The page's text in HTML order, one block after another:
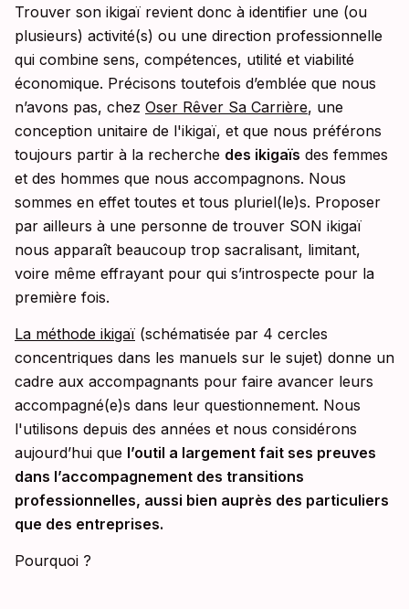
Trouver son ikigaï revient donc à identifier une (ou
plusieurs) activité(s) ou une direction professionnelle
qui combine sens, compétences, utilité et viabilité
économique. Précisons toutefois d’emblée que nous
n’avons pas, chez Oser Rêver Sa Carrière, une
conception unitaire de l'ikigaï, et que nous préférons
toujours partir à la recherche des ikigaïs des femmes
et des hommes que nous accompagnons. Nous
sommes en effet toutes et tous pluriel(le)s. Proposer
par ailleurs à une personne de trouver SON ikigaï
nous apparaît beaucoup trop sacralisant, limitant,
voire même effrayant pour qui s’introspecte pour la
première fois.
La méthode ikigaï (schématisée par 4 cercles
concentriques dans les manuels sur le sujet) donne un
cadre aux accompagnants pour faire avancer leurs
accompagné(e)s dans leur questionnement. Nous
l'utilisons depuis des années et nous considérons
aujourd’hui que l’outil a largement fait ses preuves
dans l’accompagnement des transitions
professionnelles, aussi bien auprès des particuliers
que des entreprises.
Pourquoi ?